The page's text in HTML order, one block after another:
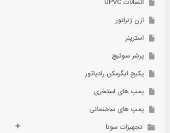
اتصالات UPVC
ازن ژنراتور
استرینر
پرشر سوئیچ
پکیج.ابگرمکن.رادیاتور
پمپ های استخری
پمپ های ساختمانی
تجهیزات سونا